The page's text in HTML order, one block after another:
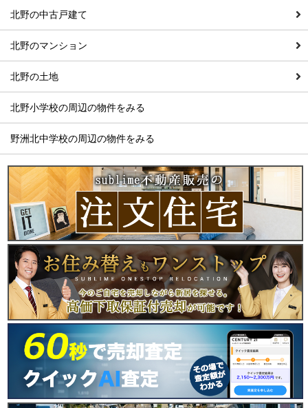
北野の中古戸建て
北野のマンション
北野の土地
北野小学校の周辺の物件をみる
野洲北中学校の周辺の物件をみる